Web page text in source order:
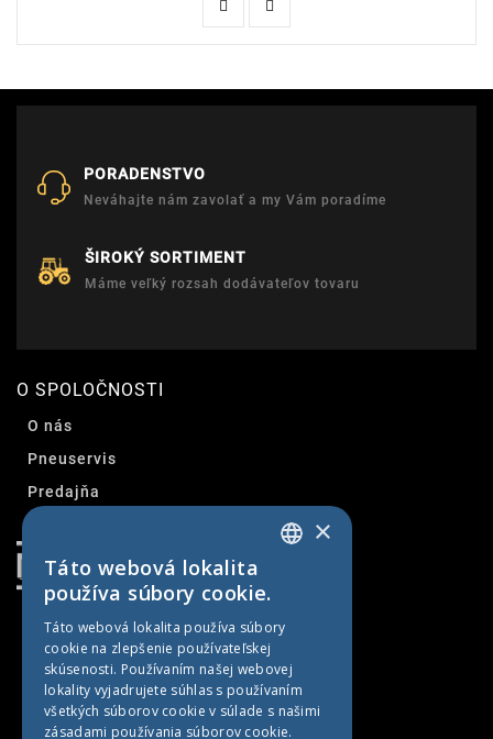
PORADENSTVO
Neváhajte nám zavolať a my Vám poradíme
ŠIROKÝ SORTIMENT
Máme veľký rozsah dodávateľov tovaru
O SPOLOČNOSTI
O nás
Pneuservis
Predajňa
SLOVAK
GERMAN
HUNGARIAN
×
Táto webová lokalita
používa súbory cookie.
Táto webová lokalita používa súbory
cookie na zlepšenie používateľskej
skúsenosti. Používaním našej webovej
lokality vyjadrujete súhlas s používaním
všetkých súborov cookie v súlade s našimi
zásadami používania súborov cookie.